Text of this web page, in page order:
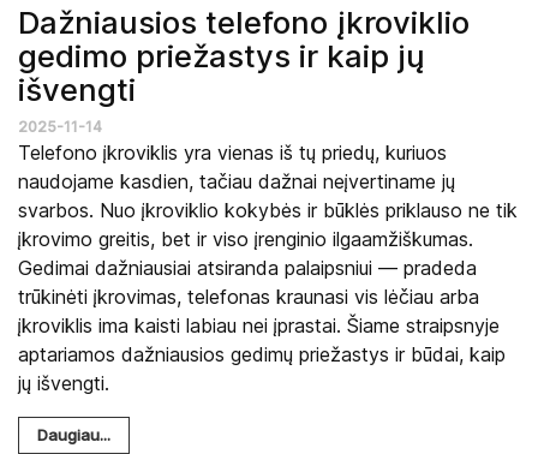
Dažniausios telefono įkroviklio
gedimo priežastys ir kaip jų
išvengti
2025-11-14
Telefono įkroviklis yra vienas iš tų priedų, kuriuos
naudojame kasdien, tačiau dažnai neįvertiname jų
svarbos. Nuo įkroviklio kokybės ir būklės priklauso ne tik
įkrovimo greitis, bet ir viso įrenginio ilgaamžiškumas.
Gedimai dažniausiai atsiranda palaipsniui — pradeda
trūkinėti įkrovimas, telefonas kraunasi vis lėčiau arba
įkroviklis ima kaisti labiau nei įprastai. Šiame straipsnyje
aptariamos dažniausios gedimų priežastys ir būdai, kaip
jų išvengti.
Daugiau...